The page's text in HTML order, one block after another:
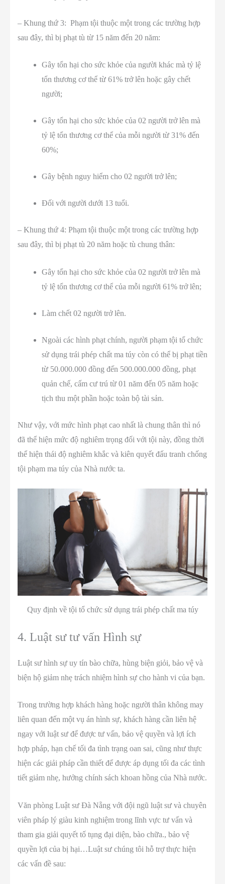
– Khung thứ 3: Phạm tội thuộc một trong các trường hợp
sau đây, thì bị phạt tù từ 15 năm đến 20 năm:
Gây tổn hại cho sức khỏe của người khác mà tỷ lệ
tổn thương cơ thể từ 61% trở lên hoặc gây chết
người;
Gây tổn hại cho sức khỏe của 02 người trở lên mà
tỷ lệ tổn thương cơ thể của mỗi người từ 31% đến
60%;
Gây bệnh nguy hiểm cho 02 người trở lên;
Đối với người dưới 13 tuổi.
– Khung thứ 4: Phạm tội thuộc một trong các trường hợp
sau đây, thì bị phạt tù 20 năm hoặc tù chung thân:
Gây tổn hại cho sức khỏe của 02 người trở lên mà
tỷ lệ tổn thương cơ thể của mỗi người 61% trở lên;
Làm chết 02 người trở lên.
Ngoài các hình phạt chính, người phạm tội tổ chức
sử dụng trái phép chất ma túy còn có thể bị phạt tiền
từ 50.000.000 đồng đến 500.000.000 đồng, phạt
quản chế, cấm cư trú từ 01 năm đến 05 năm hoặc
tịch thu một phần hoặc toàn bộ tài sản.
Như vậy, với mức hình phạt cao nhất là chung thân thì nó
đã thể hiện mức độ nghiêm trọng đối với tội này, đồng thời
thể hiện thái độ nghiêm khắc và kiên quyết đấu tranh chống
tội phạm ma túy của Nhà nước ta.
Quy định về tội tổ chức sử dụng trái phép chất ma túy
4. Luật sư tư vấn Hình sự
Luật sư hình sự uy tín bào chữa, hùng biện giỏi, bảo vệ và
biện hộ giảm nhẹ trách nhiệm hình sự cho hành vi của bạn.
Trong trường hợp khách hàng hoặc người thân không may
liên quan đến một vụ án hình sự, khách hàng cần liên hệ
ngay với luật sư để được tư vấn, bảo vệ quyền và lợi ích
hợp pháp, hạn chế tối đa tình trạng oan sai, cũng như thực
hiện các giải pháp cần thiết để được áp dụng tối đa các tình
tiết giảm nhẹ, hưởng chính sách khoan hồng của Nhà nước.
Văn phòng Luật sư Đà Nẵng với đội ngũ luật sư và chuyên
viên pháp lý giàu kinh nghiệm trong lĩnh vực tư vấn và
tham gia giải quyết tố tụng đại diện, bào chữa., bảo vệ
quyền lợi của bị hại…Luật sư chúng tôi hỗ trợ thực hiện
các vấn đề sau: